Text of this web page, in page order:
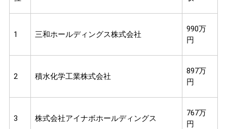
1 三和ホールディングス株式会社
990万
円
2 積水化学工業株式会社
897万
円
3 株式会社アイナボホールディングス
767万
円